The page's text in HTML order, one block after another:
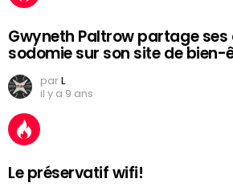
Gwyneth Paltrow partage ses
sodomie sur son site de bien-
parL
il y a 9 ans
Le préservatif wifi!